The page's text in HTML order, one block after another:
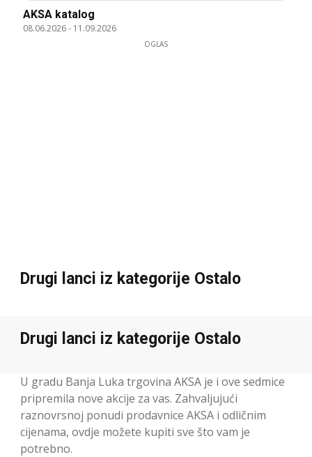
AKSA katalog
08.06.2026- 11.09.2026
OGLAS
Drugi lanci iz kategorije Ostalo
Drugi lanci iz kategorije Ostalo
U gradu Banja Luka trgovina AKSA je i ove sedmice
pripremila nove akcije za vas. Zahvaljujući
raznovrsnoj ponudi prodavnice AKSA i odličnim
cijenama, ovdje možete kupiti sve što vam je
potrebno.